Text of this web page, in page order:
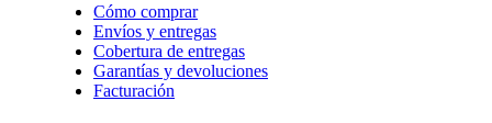
Cómo comprar
Envíos y entregas
Cobertura de entregas
Garantías y devoluciones
Facturación